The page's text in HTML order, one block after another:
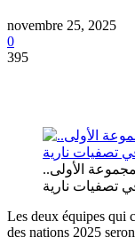
novembre 25, 2025
0
395
حسم المجموعة الأولى..
تصفيات نارية
Les deux équipes qui
des nations 2025